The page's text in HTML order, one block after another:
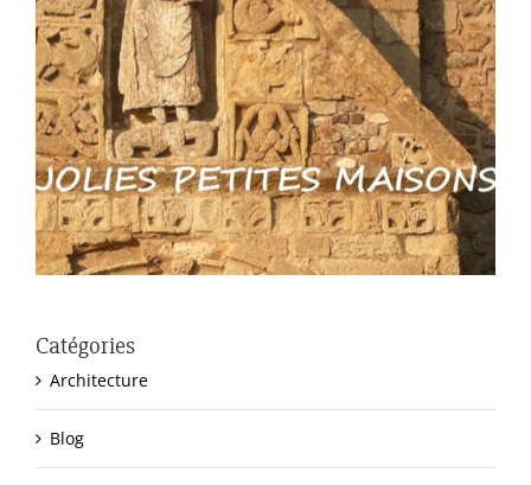
Catégories
Architecture
Blog